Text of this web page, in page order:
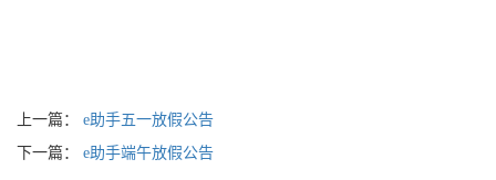
上一篇： e助手五一放假公告
下一篇： e助手端午放假公告